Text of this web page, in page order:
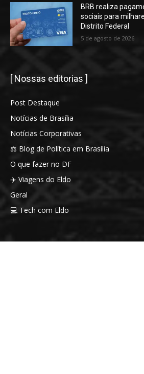
BRB realiza
sociais para
Distrito Federal
5 de agosto de 2026
[ Nossas editorias ]
Post Destaque
Notícias de Brasília
Notícias Corporativas
⚖️ Blog de Política em Brasília
O que fazer no DF
✈️ Viagens do Eldo
Geral
💻 Tech com Eldo